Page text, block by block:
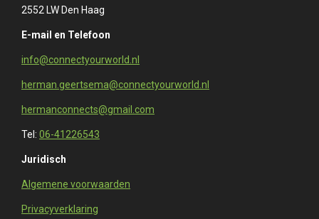
2552 LW Den Haag
E-mail en Telefoon
info@connectyourworld.nl
herman.geertsema@connectyourworld.nl
hermanconnects@gmail.com
Tel: 06-41226543
Juridisch
Algemene voorwaarden
Privacyverklaring